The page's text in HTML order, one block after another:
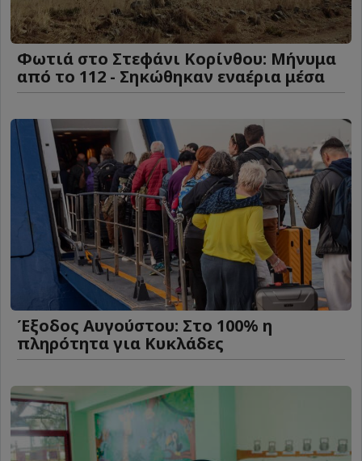
Φωτιά στο Στεφάνι Κορίνθου: Μήνυμα
από το 112 - Σηκώθηκαν εναέρια μέσα
Έξοδος Αυγούστου: Στο 100% η
πληρότητα για Κυκλάδες